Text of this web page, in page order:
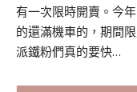
有一次限時開賣。今
的還滿機車的，期間
派鐵粉們真的要快…